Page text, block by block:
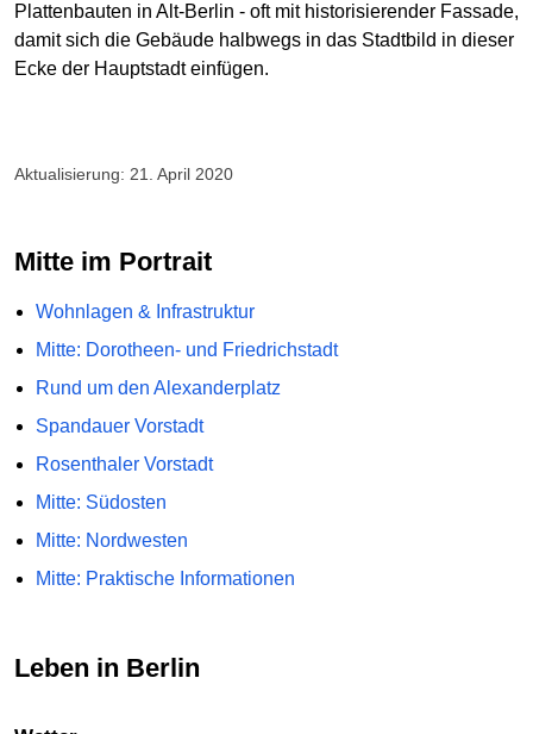
Plattenbauten in Alt-Berlin - oft mit historisierender Fassade,
damit sich die Gebäude halbwegs in das Stadtbild in dieser
Ecke der Hauptstadt einfügen.
Aktualisierung: 21. April 2020
Mitte im Portrait
Wohnlagen & Infrastruktur
Mitte: Dorotheen- und Friedrichstadt
Rund um den Alexanderplatz
Spandauer Vorstadt
Rosenthaler Vorstadt
Mitte: Südosten
Mitte: Nordwesten
Mitte: Praktische Informationen
Leben in Berlin